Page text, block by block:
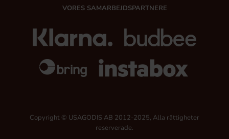
VORES SAMARBEJDSPARTNERE
Copyright © USAGODIS AB 2012-2025, Alla rättigheter
reserverade.